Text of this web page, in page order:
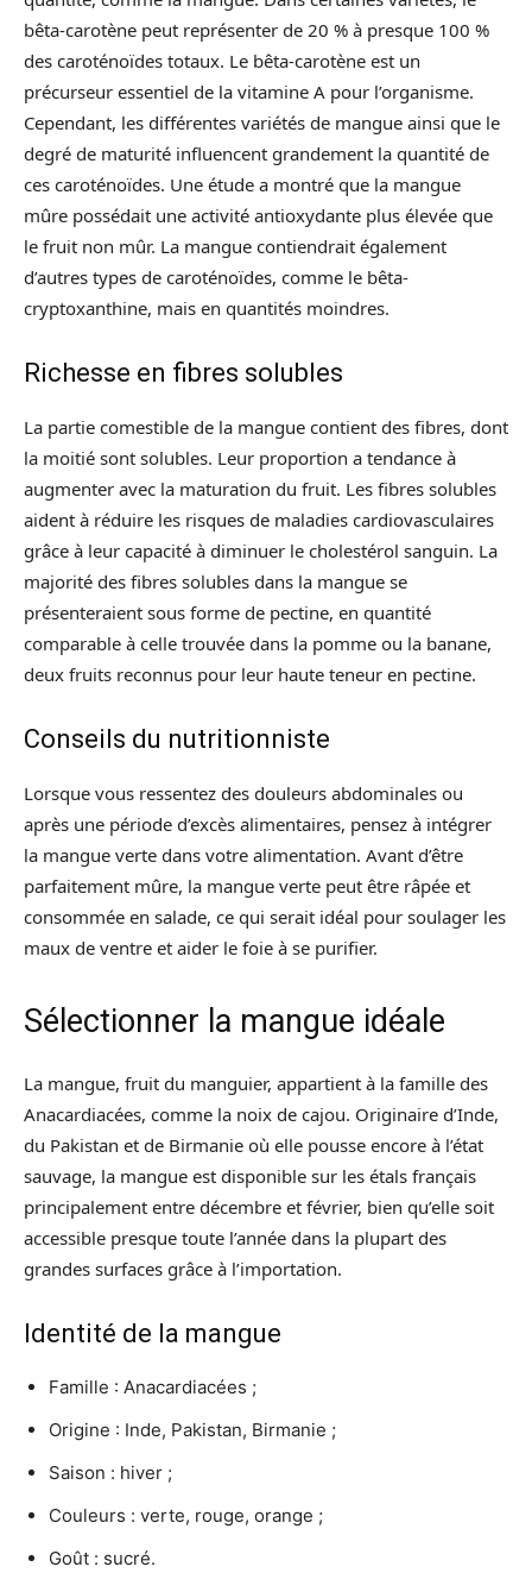
bêta-carotène peut représenter de 20 % à presque 100 %
des caroténoïdes totaux. Le bêta-carotène est un
précurseur essentiel de la vitamine A pour l’organisme.
Cependant, les différentes variétés de mangue ainsi que le
degré de maturité influencent grandement la quantité de
ces caroténoïdes. Une étude a montré que la mangue
mûre possédait une activité antioxydante plus élevée que
le fruit non mûr. La mangue contiendrait également
d’autres types de caroténoïdes, comme le bêta-
cryptoxanthine, mais en quantités moindres.
Richesse en fibres solubles
La partie comestible de la mangue contient des fibres, dont
la moitié sont solubles. Leur proportion a tendance à
augmenter avec la maturation du fruit. Les fibres solubles
aident à réduire les risques de maladies cardiovasculaires
grâce à leur capacité à diminuer le cholestérol sanguin. La
majorité des fibres solubles dans la mangue se
présenteraient sous forme de pectine, en quantité
comparable à celle trouvée dans la pomme ou la banane,
deux fruits reconnus pour leur haute teneur en pectine.
Conseils du nutritionniste
Lorsque vous ressentez des douleurs abdominales ou
après une période d’excès alimentaires, pensez à intégrer
la mangue verte dans votre alimentation. Avant d’être
parfaitement mûre, la mangue verte peut être râpée et
consommée en salade, ce qui serait idéal pour soulager les
maux de ventre et aider le foie à se purifier.
Sélectionner la mangue idéale
La mangue, fruit du manguier, appartient à la famille des
Anacardiacées, comme la noix de cajou. Originaire d’Inde,
du Pakistan et de Birmanie où elle pousse encore à l’état
sauvage, la mangue est disponible sur les étals français
principalement entre décembre et février, bien qu’elle soit
accessible presque toute l’année dans la plupart des
grandes surfaces grâce à l’importation.
Identité de la mangue
Famille : Anacardiacées ;
Origine : Inde, Pakistan, Birmanie ;
Saison : hiver ;
Couleurs : verte, rouge, orange ;
Goût : sucré.